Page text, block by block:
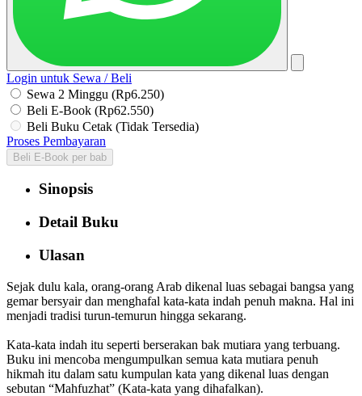
Login untuk Sewa / Beli
Sewa 2 Minggu (Rp6.250)
Beli E-Book (Rp62.550)
Beli Buku Cetak (Tidak Tersedia)
Proses Pembayaran
Beli E-Book per bab
Sinopsis
Detail Buku
Ulasan
Sejak dulu kala, orang-orang Arab dikenal luas sebagai bangsa yang
gemar bersyair dan menghafal kata-kata indah penuh makna. Hal ini
menjadi tradisi turun-temurun hingga sekarang.
Kata-kata indah itu seperti berserakan bak mutiara yang terbuang.
Buku ini mencoba mengumpulkan semua kata mutiara penuh
hikmah itu dalam satu kumpulan kata yang dikenal luas dengan
sebutan “Mahfuzhat” (Kata-kata yang dihafalkan).